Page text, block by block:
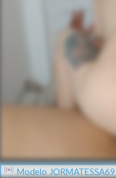
Modelo JORMATESSA69